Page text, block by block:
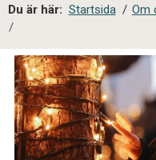
a
l
s
i
t
e
s
ö
k
Du är här: Startsida / Om
/